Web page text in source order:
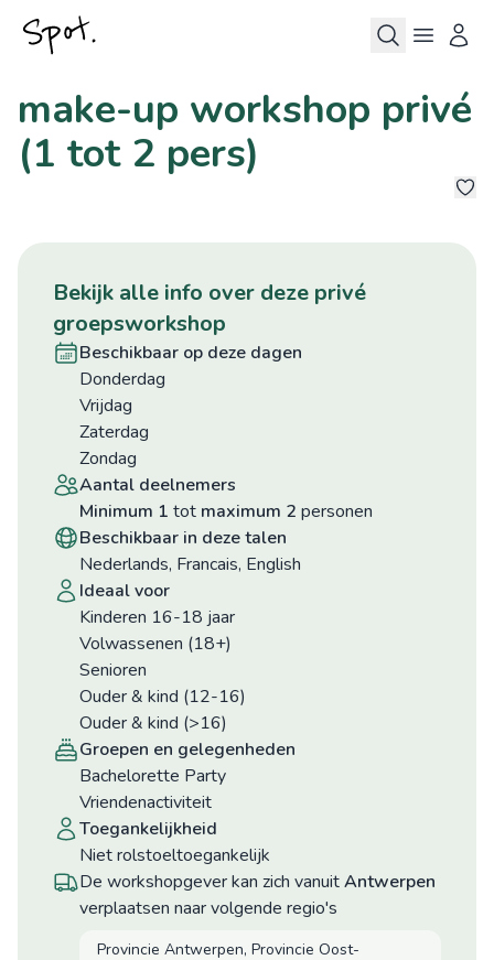
make-up workshop privé
(1 tot 2 pers)
bekijk alle info over deze privé
groepsworkshop
beschikbaar op deze dagen
donderdag
vrijdag
zaterdag
zondag
aantal deelnemers
minimum 1 tot maximum 2 personen
beschikbaar in deze talen
Nederlands, Francais, English
ideaal voor
Kinderen 16-18 jaar
Volwassenen (18+)
Senioren
Ouder & kind (12-16)
Ouder & kind (>16)
groepen en gelegenheden
Bachelorette Party
Vriendenactiviteit
toegankelijkheid
niet rolstoeltoegankelijk
De workshopgever kan zich vanuitAntwerpen
verplaatsen naar volgende regio's
Provincie Antwerpen, Provincie Oost-